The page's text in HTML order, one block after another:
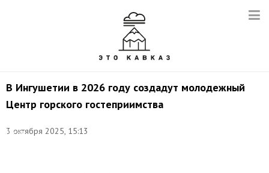
В Ингушетии в 2026 году создадут молодежный
Центр горского гостеприимства
3 октября 2025, 15:13
Елена